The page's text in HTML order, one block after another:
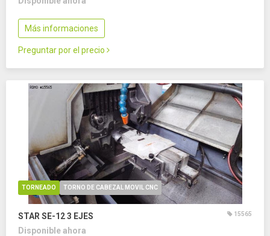
Más informaciones
Preguntar por el precio
TORNEADO TORNO DE CABEZAL MOVIL CNC
STAR SE-123 EJES 15565
Disponible ahora